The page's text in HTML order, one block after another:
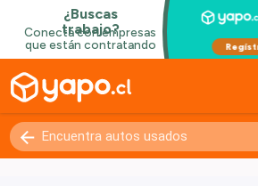
Kilómetros 0 - 250000+